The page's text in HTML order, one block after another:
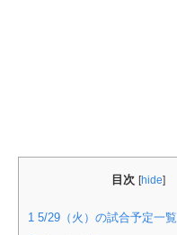
目次 [hide]
1 5/29（火）の試合予定一覧